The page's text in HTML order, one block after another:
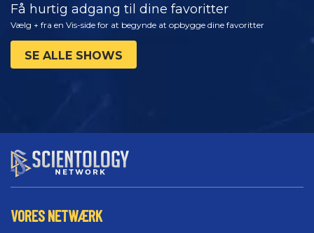
Få hurtig adgang til dine favoritter
Vælg + fra en Vis-side for at begynde at opbygge dine favoritter
SE ALLE SHOWS
VORES NETWÆRK